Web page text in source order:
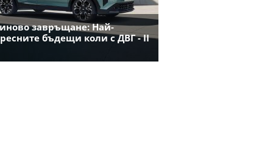
завръщане: Най-
бъдещи коли с ДВГ - II